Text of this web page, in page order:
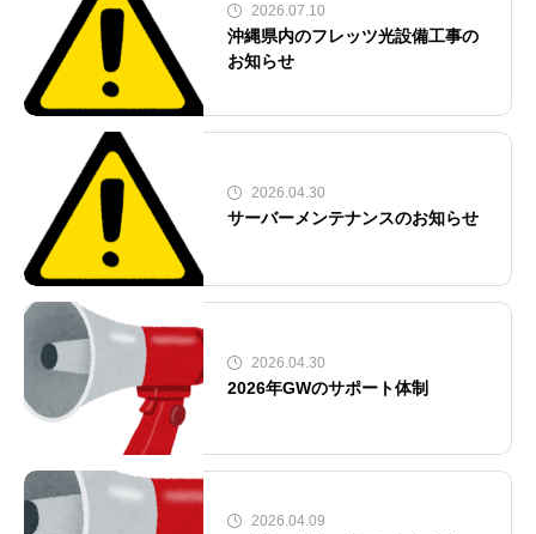
2026.07.10
沖縄県内のフレッツ光設備工事の
お知らせ
2026.04.30
サーバーメンテナンスのお知らせ
2026.04.30
2026年GWのサポート体制
2026.04.09